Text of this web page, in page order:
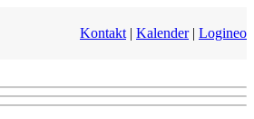
Kontakt | Kalender| Logineo